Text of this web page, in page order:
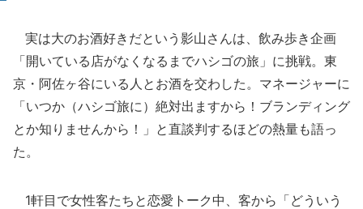
実は大のお酒好きだという影山さんは、飲み歩き企画
「開いている店がなくなるまでハシゴの旅」に挑戦。東
京・阿佐ヶ谷にいる人とお酒を交わした。マネージャーに
「いつか（ハシゴ旅に）絶対出ますから！ブランディング
とか知りませんから！」と直談判するほどの熱量も語っ
た。
1軒目で女性客たちと恋愛トーク中、客から「どういう